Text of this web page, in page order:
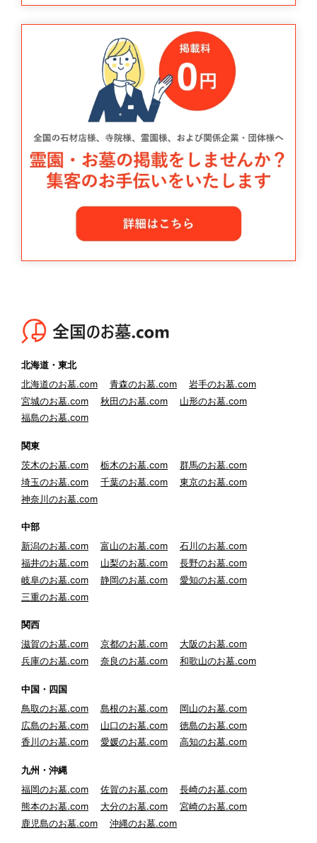
北海道・東北
北海道のお墓.com
青森のお墓.com
岩手のお墓.com
宮城のお墓.com
秋田のお墓.com
山形のお墓.com
福島のお墓.com
関東
茨木のお墓.com
栃木のお墓.com
群馬のお墓.com
埼玉のお墓.com
千葉のお墓.com
東京のお墓.com
神奈川のお墓.com
中部
新潟のお墓.com
富山のお墓.com
石川のお墓.com
福井のお墓.com
山梨のお墓.com
長野のお墓.com
岐阜のお墓.com
静岡のお墓.com
愛知のお墓.com
三重のお墓.com
関西
滋賀のお墓.com
京都のお墓.com
大阪のお墓.com
兵庫のお墓.com
奈良のお墓.com 和歌山のお墓.com
中国・四国
鳥取のお墓.com
島根のお墓.com
岡山のお墓.com
広島のお墓.com
山口のお墓.com
徳島のお墓.com
香川のお墓.com
愛媛のお墓.com 高知のお墓.com
九州・沖縄
福岡のお墓.com
佐賀のお墓.com
長崎のお墓.com
熊本のお墓.com
大分のお墓.com
宮崎のお墓.com
鹿児島のお墓.com
沖縄のお墓.com